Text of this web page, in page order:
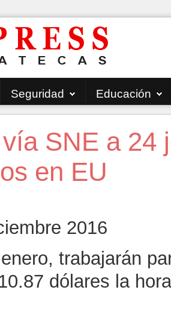
Seguridad Educación
SNE a 24
en EU
2016
trabajarán
dólares la